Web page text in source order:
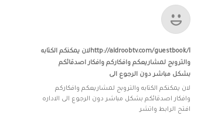
http://aldroobtv.com/guestbook/lلان يمكنكم الكتابه
والتروبج لمشاريعكم وافكاركم وافكار اصدقائكم
بشكل مباشر دون الرجوع الى
لان يمكنكم الكتابه والتروبج لمشاريعكم وافكاركم
وافكار اصدقائكم بشكل مباشر دون الرجوع الى الاداره
افتح الرابط واتشر